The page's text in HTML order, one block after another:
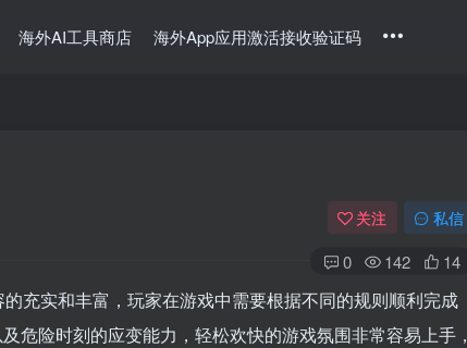
海外AI工具商店 海外App应用激活接收验证码
关注 私信
0 142 14
充实和丰富，玩家在游戏中需要根据不同的规则顺利完成
危险时刻的应变能力，轻松欢快的游戏氛围非常容易上手，